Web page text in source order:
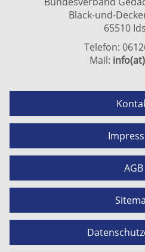
Black-und-
65510
Telefon:
Mail:
AGB